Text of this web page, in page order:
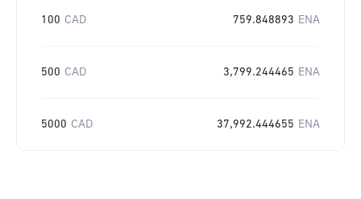
100 CAD 759.848893 ENA
500 CAD 3,799.244465 ENA
5000 CAD 37,992.444655 ENA